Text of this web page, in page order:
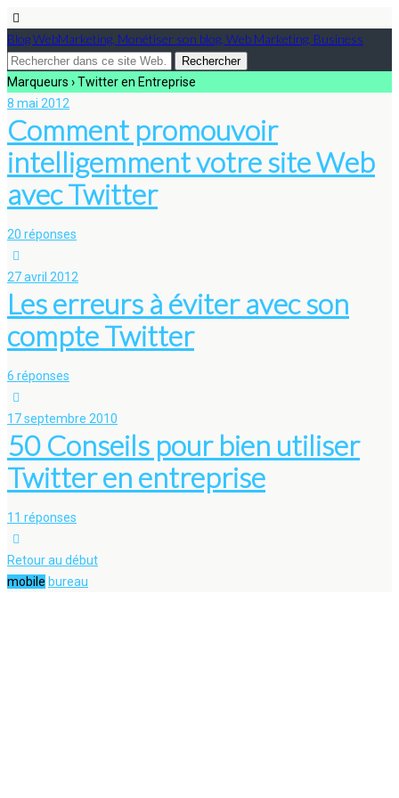
Blog WebMarketing, Monétiser son blog, Web Marketing, Business
Marqueurs › Twitter en Entreprise
8 mai 2012
Comment promouvoir
intelligemment votre site Web
avec Twitter
20 réponses
27 avril 2012
Les erreurs à éviter avec son
compte Twitter
6 réponses
17 septembre 2010
50 Conseils pour bien utiliser
Twitter en entreprise
11 réponses
Retour au début
mobile bureau